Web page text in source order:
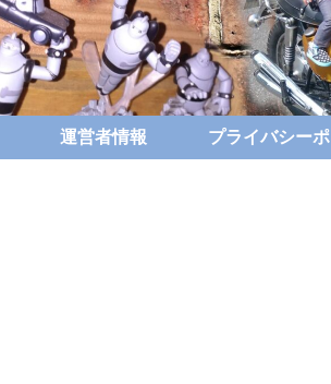
運営者情報 プライバシー